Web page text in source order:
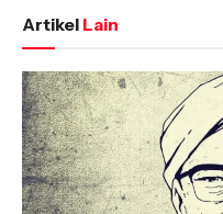
Artikel Lain